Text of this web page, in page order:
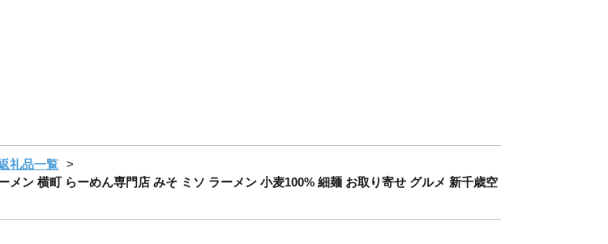
礼品一覧
ン 横町 らーめん専門店 みそ ミソ ラーメン 小麦100% 細麺 お取り寄せ グルメ 新千歳空